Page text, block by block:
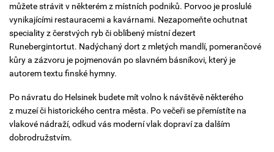
můžete strávit v některém z místních podniků. Porvoo je proslulé
vynikajícími restauracemi a kavárnami. Nezapomeňte ochutnat
speciality z čerstvých ryb či oblíbený místní dezert
Runebergintortut. Nadýchaný dort z mletých mandlí, pomerančové
kůry a zázvoru je pojmenován po slavném básníkovi, který je
autorem textu finské hymny.
Po návratu do Helsinek budete mít volno k návštěvě některého
z muzeí či historického centra města. Po večeři se přemístíte na
vlakové nádraží, odkud vás moderní vlak dopraví za dalším
dobrodružstvím.